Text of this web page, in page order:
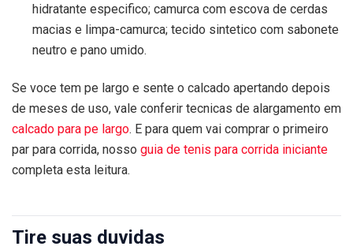
hidratante especifico; camurca com escova de cerdas
macias e limpa-camurca; tecido sintetico com sabonete
neutro e pano umido.
Se voce tem pe largo e sente o calcado apertando depois
de meses de uso, vale conferir tecnicas de alargamento em
calcado para pe largo. E para quem vai comprar o primeiro
par para corrida, nosso guia de tenis para corrida iniciante
completa esta leitura.
Tire suas duvidas